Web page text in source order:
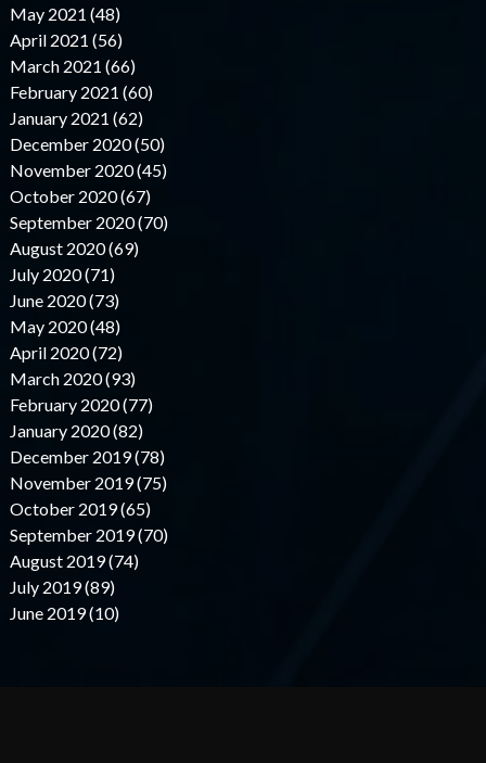
May 2021 (48)
April 2021 (56)
March 2021 (66)
February 2021 (60)
January 2021 (62)
December 2020 (50)
November 2020 (45)
October 2020 (67)
September 2020 (70)
August 2020 (69)
July 2020 (71)
June 2020 (73)
May 2020 (48)
April 2020 (72)
March 2020 (93)
February 2020 (77)
January 2020 (82)
December 2019 (78)
November 2019 (75)
October 2019 (65)
September 2019 (70)
August 2019 (74)
July 2019 (89)
June 2019 (10)